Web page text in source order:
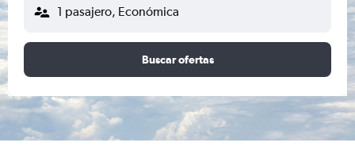
1 pasajero, Económica
Buscar ofertas